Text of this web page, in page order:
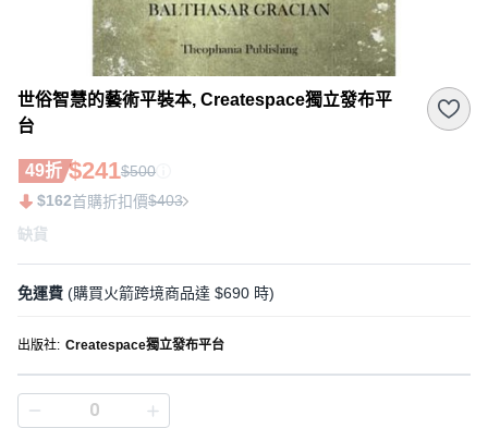
世俗智慧的藝術平裝本, Createspace獨立發布平
台
49折 $241$500
$162首購折扣價$403
缺貨
免運費 (購買火箭跨境商品達 $690 時)
出版社: Createspace獨立發布平台